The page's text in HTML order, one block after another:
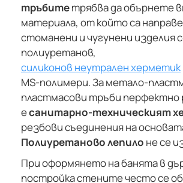
тръбитетрябва да обърнете
материала, от който са
стоманени и чугунени изделия
полиуретанов,
силиконов неутрален херметик
MS-полимери. За метало-
пластмасови тръби
есанитарно-техническият
резбови съединения на
Полиуретаново лепило не се
При оформянето на банята в
постройка стените често се